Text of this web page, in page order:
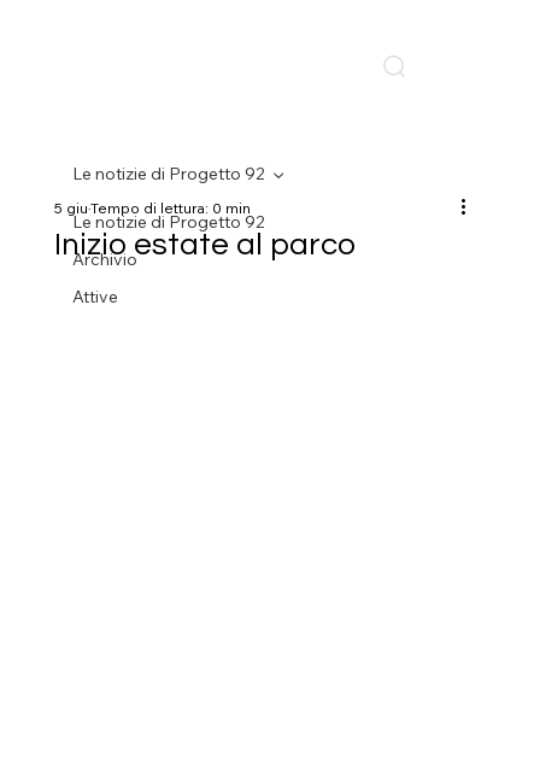
Le notizie di Progetto 92
Archivio
Attive
Le notizie di Progetto 92
Inizio estate al parco
5 giuTempo di lettura: 0 min